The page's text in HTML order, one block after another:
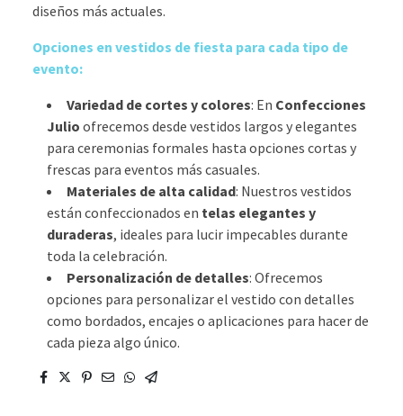
diseños más actuales.
Opciones en vestidos de fiesta para cada tipo de
evento:
Variedad de cortes y colores: En Confecciones
Julio ofrecemos desde vestidos largos y elegantes
para ceremonias formales hasta opciones cortas y
frescas para eventos más casuales.
Materiales de alta calidad: Nuestros vestidos
están confeccionados en telas elegantes y
duraderas, ideales para lucir impecables durante
toda la celebración.
Personalización de detalles: Ofrecemos
opciones para personalizar el vestido con detalles
como bordados, encajes o aplicaciones para hacer de
cada pieza algo único.